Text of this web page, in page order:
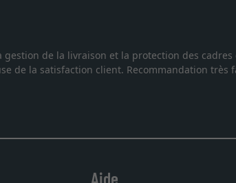
Je recherchais un cadre sur mesure pour une
vous. Emballage professionnel, service et
Aide